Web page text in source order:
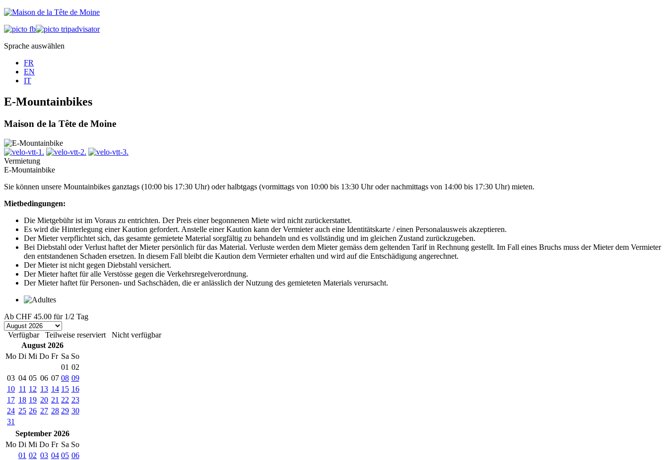
Sprache auswählen
FR
EN
IT
E-Mountainbikes
Maison de la Tête de Moine
Vermietung
E-Mountainbike
Sie können unsere Mountainbikes ganztags (10:00 bis 17:30 Uhr) oder halbtgags (vormittags von 10:00 bis 13:30 Uhr oder nachmittags von 14:00 bis 17:30 Uhr) mieten.
Mietbedingungen:
Die Mietgebühr ist im Voraus zu entrichten. Der Preis einer begonnenen Miete wird nicht zurückerstattet.
Es wird die Hinterlegung einer Kaution gefordert. Anstelle einer Kaution kann der Vermieter auch eine Identitätskarte / einen Personalausweis akzeptieren.
Der Mieter verpflichtet sich, das gesamte gemietete Material sorgfältig zu behandeln und es vollständig und im gleichen Zustand zurückzugeben.
Bei Diebstahl oder Verlust haftet der Mieter persönlich für das Material. Verluste werden dem Mieter gemäss dem geltenden Tarif in Rechnung gestellt. Im Fall eines Bruchs muss der Mieter dem Vermieter
den entstandenen Schaden ersetzen. In diesem Fall bleibt die Kaution dem Vermieter erhalten und wird auf die Entschädigung angerechnet.
Der Mieter ist nicht gegen Diebstahl versichert.
Der Mieter haftet für alle Verstösse gegen die Verkehrsregelverordnung.
Der Mieter haftet für Personen- und Sachschäden, die er anlässlich der Nutzung des gemieteten Materials verursacht.
Ab CHF 45.00 für 1/2 Tag
Verfügbar Teilweise reserviert
Nicht verfügbar
August 2026
Mo Di Mi Do Fr Sa So
01 02
03 04 05 06 07 08 09
10 11 12 13 14 15 16
17 18 19 20 21 22 23
24 25 26 27 28 29 30
31
September 2026
Mo Di Mi Do Fr Sa So
01 02 03 04 05 06